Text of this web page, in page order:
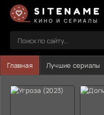
SITENAME
КИНО И СЕРИАЛЫ
Главная Лучшие сериалы